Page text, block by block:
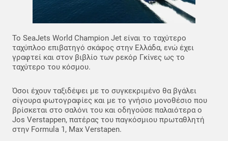
To SeaJets World Champion Jet είναι το ταχύτερο
ταχύπλοο επιβατηγό σκάφος στην Ελλάδα, ενώ έχει
γραφτεί και στον βιβλίο των ρεκόρ Γκίνες ως το
ταχύτερο του κόσμου.
Όσοι έχουν ταξιδέψει με το συγκεκριμένο θα βγάλει
σίγουρα φωτογραφίες και με το γνήσιο μονοθέσιο που
βρίσκεται στο σαλόνι του και οδηγούσε παλαιότερα ο
Jos Verstappen, πατέρας του παγκόσμιου πρωταθλητή
στην Formula 1, Max Verstapen.